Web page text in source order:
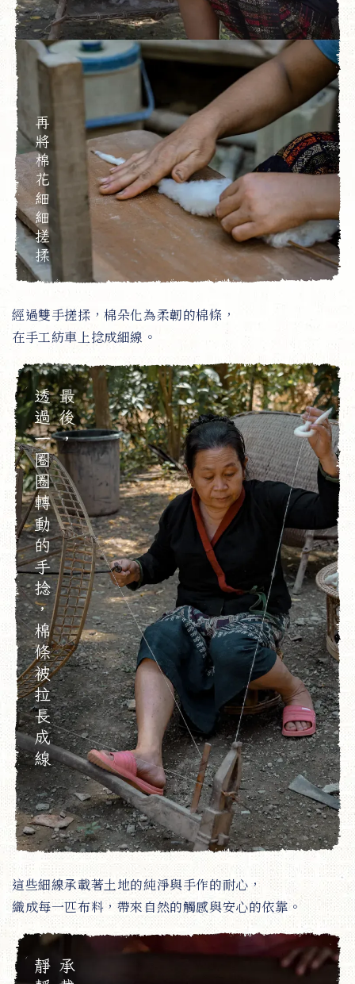
經過雙手搓揉，棉朵化為柔韌的棉條，
在手工紡車上捻成細線。
這些細線承載著土地的純淨與手作的耐心，
織成每一匹布料，帶來自然的觸感與安心的依靠。